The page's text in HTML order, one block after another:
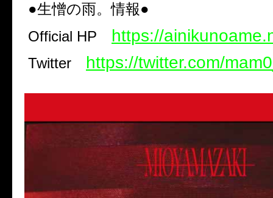
●生憎の雨。情報●
Official HP
https://
Twitter https://twitter.com/